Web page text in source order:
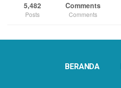
5,482
Posts
Comments
Comments
BERANDA